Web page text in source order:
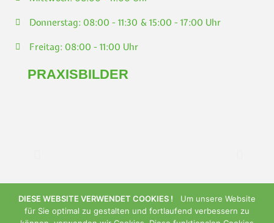
Donnerstag: 08:00 - 11:30 & 15:00 - 17:00 Uhr
Freitag: 08:00 - 11:00 Uhr
PRAXISBILDER
DIESE WEBSITE VERWENDET COOKIES ! Um unsere Website
für Sie optimal zu gestalten und fortlaufend verbessern zu